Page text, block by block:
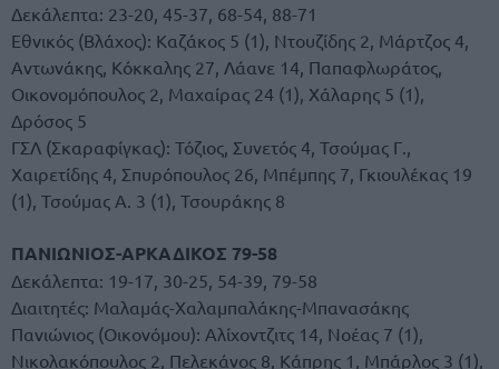
Δεκάλεπτα: 23-20, 45-37, 68-54, 88-71
Εθνικός (Βλάχος): Καζάκος 5 (1), Ντουζίδης 2, Μάρτζος 4,
Αντωνάκης, Κόκκαλης 27, Λάανε 14, Παπαφλωράτος,
Οικονομόπουλος 2, Μαχαίρας 24 (1), Χάλαρης 5 (1),
Δρόσος 5
ΓΣΛ (Σκαραφίγκας): Τόζιος, Συνετός 4, Τσούμας Γ.,
Χαιρετίδης 4, Σπυρόπουλος 26, Μπέμπης 7, Γκιουλέκας 19
(1), Τσούμας Α. 3 (1), Τσουράκης 8
ΠΑΝΙΩΝΙΟΣ-ΑΡΚΑΔΙΚΟΣ 79-58
Δεκάλεπτα: 19-17, 30-25, 54-39, 79-58
Διαιτητές: Μαλαμάς-Χαλαμπαλάκης-Μπανασάκης
Πανιώνιος (Οικονόμου): Aλίχοντζιτς 14, Νοέας 7 (1),
Νικολακόπουλος 2, Πελεκάνος 8, Κάπρης 1, Μπάρλος 3 (1),